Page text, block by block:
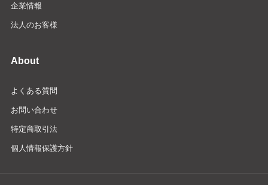
企業情報
法人のお客様
About
よくある質問
お問い合わせ
特定商取引法
個人情報保護方針